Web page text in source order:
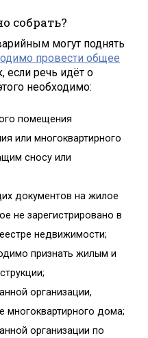
собрать?
могут поднять
провести общее
если речь идёт о
необходимо:
помещения
или многоквартирного
сносу или
документов на жилое
не зарегистрировано в
недвижимости;
признать жилым и
организации,
многоквартирного дома;
организации по